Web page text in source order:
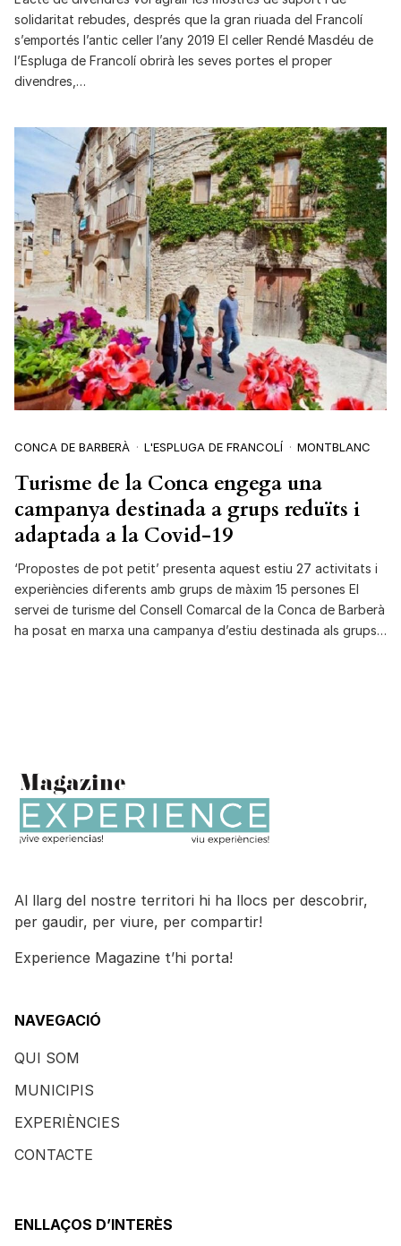
solidaritat rebudes, després que la gran riuada del Francolí
s’emportés l’antic celler l’any 2019 El celler Rendé Masdéu de
l’Espluga de Francolí obrirà les seves portes el proper
divendres,…
CONCA DE BARBERÀ L'ESPLUGA DE FRANCOLÍ MONTBLANC
Turisme de la Conca engega una
campanya destinada a grups reduïts i
adaptada a la Covid-19
‘Propostes de pot petit’ presenta aquest estiu 27 activitats i
experiències diferents amb grups de màxim 15 persones El
servei de turisme del Consell Comarcal de la Conca de Barberà
ha posat en marxa una campanya d’estiu destinada als grups…
Al llarg del nostre territori hi ha llocs per descobrir,
per gaudir, per viure, per compartir!
Experience Magazine t’hi porta!
NAVEGACIÓ
QUI SOM
MUNICIPIS
EXPERIÈNCIES
CONTACTE
ENLLAÇOS D’INTERÈS